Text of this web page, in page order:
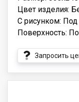
Цвет изделия:
С рисунком:
Поверхность:
Запросить